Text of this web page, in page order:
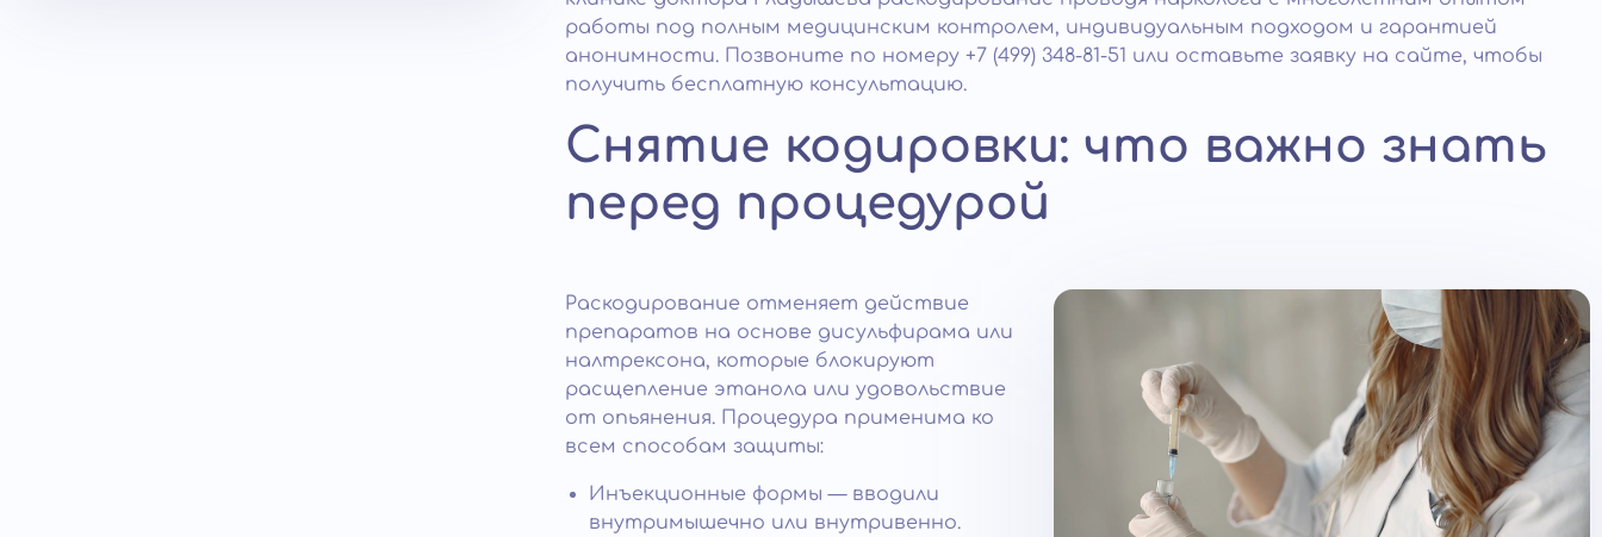
работы под полным медицинским контролем, индивидуальным подходом и гарантией
анонимности. Позвоните по номеру +7 (499) 348-81-51 или оставьте заявку на сайте, чтобы
получить бесплатную консультацию.
Снятие кодировки: что важно знать
перед процедурой
Раскодирование отменяет действие
препаратов на основе дисульфирама или
налтрексона, которые блокируют
расщепление этанола или удовольствие
от опьянения. Процедура применима ко
всем способам защиты:
Инъекционные формы — вводили
внутримышечно или внутривенно.